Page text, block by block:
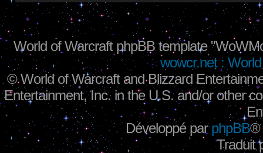
World of Warcraft phpBB template
wowcr.net :
©World of Warcraft and Blizzard
Entertainment, Inc. in the U.S. and/or other
Développé parphpBB®
Traduit